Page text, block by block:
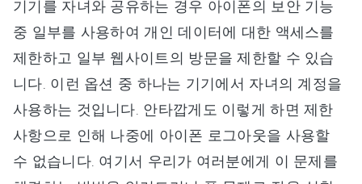
기기를 자녀와 공유하는 경우 아이폰의 보안 기능
중 일부를 사용하여 개인 데이터에 대한 액세스를
제한하고 일부 웹사이트의 방문을 제한할 수 있습
니다. 이런 옵션 중 하나는 기기에서 자녀의 계정을
사용하는 것입니다. 안타깝게도 이렇게 하면 제한
사항으로 인해 나중에 아이폰 로그아웃을 사용할
수 없습니다. 여기서 우리가 여러분에게 이 문제를